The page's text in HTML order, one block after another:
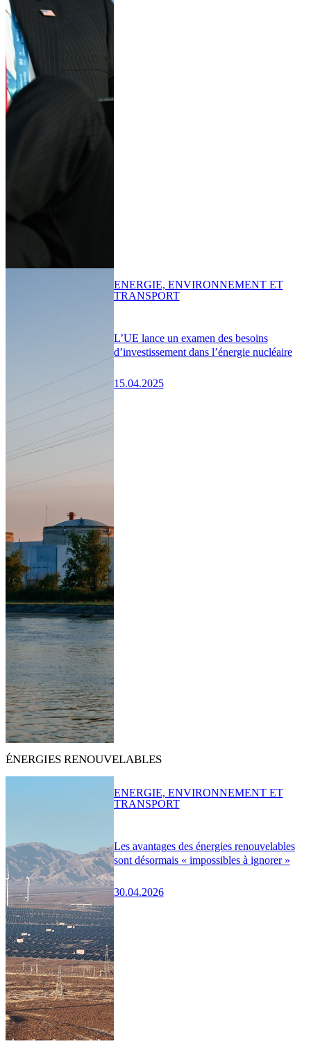
L’UE lance un examen des besoins
d’investissement dans l’énergie nucléaire
15.04.2025
ENERGIE, ENVIRONNEMENT ET
TRANSPORT
ÉNERGIES RENOUVELABLES
Les avantages des énergies renouvelables
sont désormais « impossibles à ignorer »
30.04.2026
ENERGIE, ENVIRONNEMENT ET
TRANSPORT